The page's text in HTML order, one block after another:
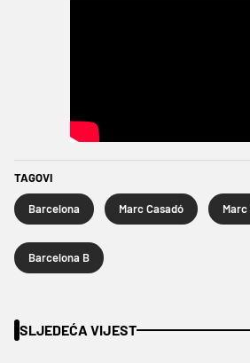
TAGOVI
Barcelona Marc Casadó Marc
Barcelona B
SLJEDEĆA VIJEST